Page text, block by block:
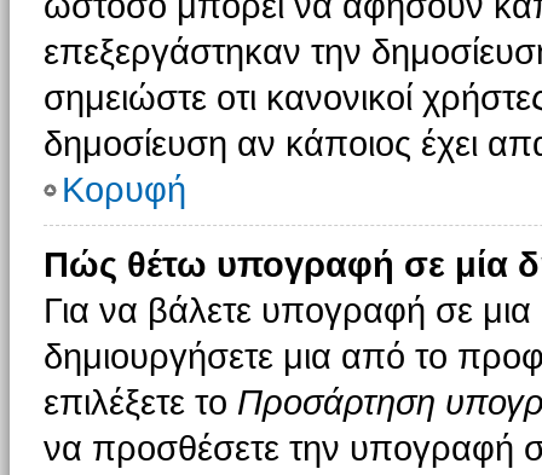
επεξεργάστηκαν την
σημειώστε οτι κανονικοί
δημοσίευση αν κάποιος έχει
Κορυφή
Πώς θέτω υπογραφή σε μία
Για να βάλετε υπογραφή σε
δημιουργήσετε μια από το
επιλέξετε το Προσάρτηση
να προσθέσετε την υπογραφή